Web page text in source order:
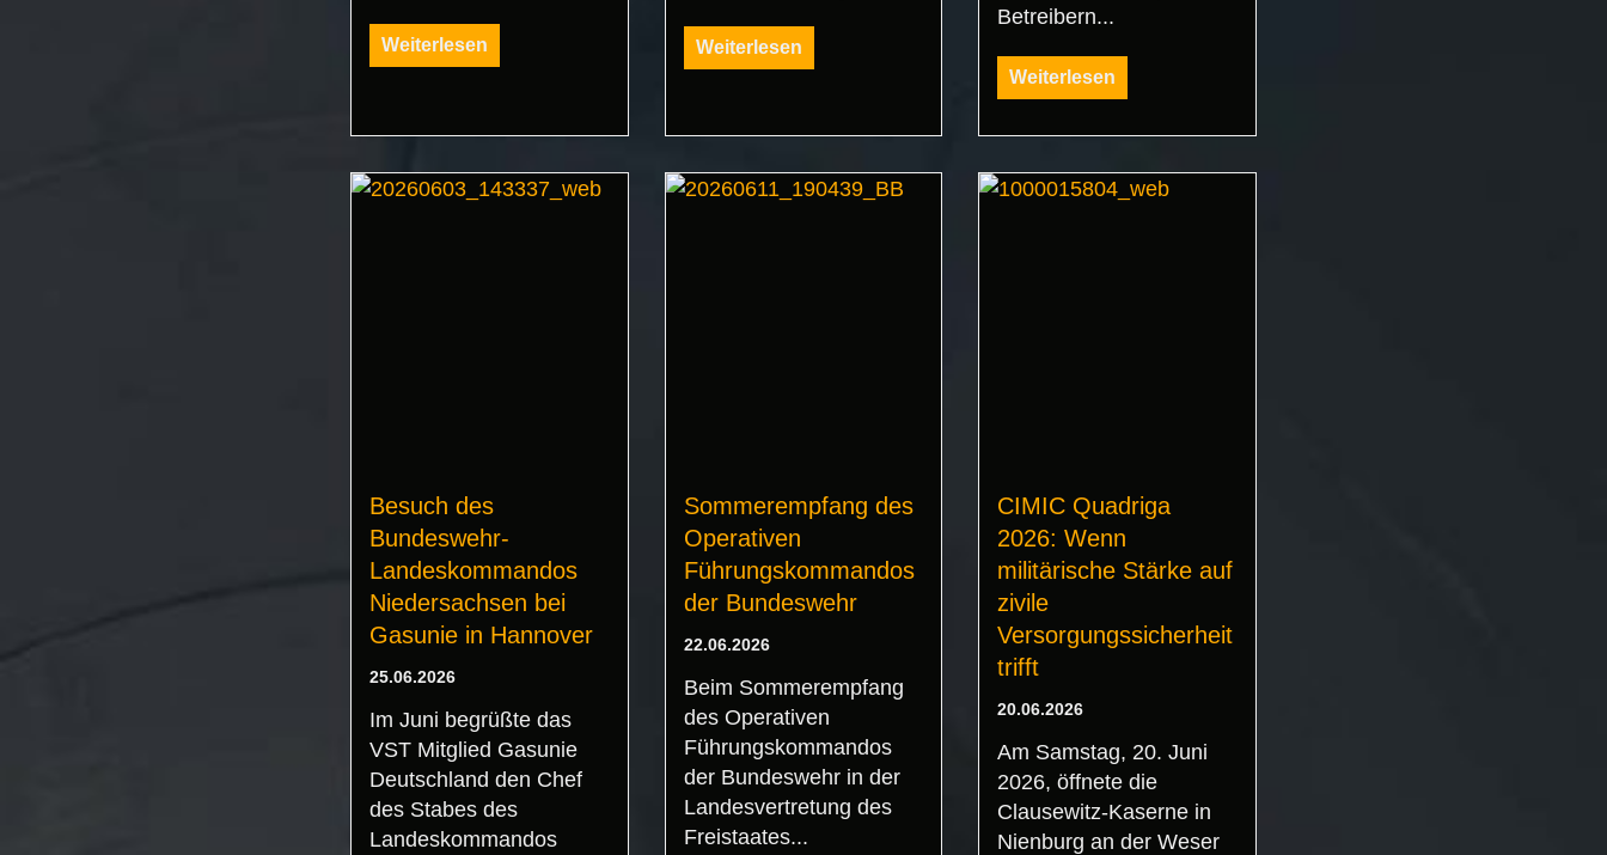
Weiterlesen Weiterlesen
Betreibern...
Weiterlesen
Besuch des
Bundeswehr-
Landeskommandos
Niedersachsen bei
Gasunie in Hannover
25.06.2026
Im Juni begrüßte das
VST Mitglied Gasunie
Deutschland den Chef
des Stabes des
Landeskommandos
Sommerempfang des
Operativen
Führungskommandos
der Bundeswehr
22.06.2026
Beim Sommerempfang
des Operativen
Führungskommandos
der Bundeswehr in der
Landesvertretung des
Freistaates...
CIMIC Quadriga
2026: Wenn
militärische Stärke auf
zivile
Versorgungssicherheit
trifft
20.06.2026
Am Samstag, 20. Juni
2026, öffnete die
Clausewitz-Kaserne in
Nienburg an der Weser